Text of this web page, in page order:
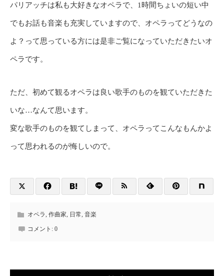
パリアッチは私も大好きなオペラで、1時間ちょいの短い中
でもお話も音楽も充実していますので、オペラってどうなの
よ？って思っている方には是非ご覧になっていただきたいオ
ペラです。
ただ、初めて観るオペラは良い歌手のものを観ていただきた
いな…なんて思います。
変な歌手のものを観てしまって、オペラってこんなもんかよ
って思われるのが悔しいので。
オペラ 作曲家 日常 音楽
コメント: 0